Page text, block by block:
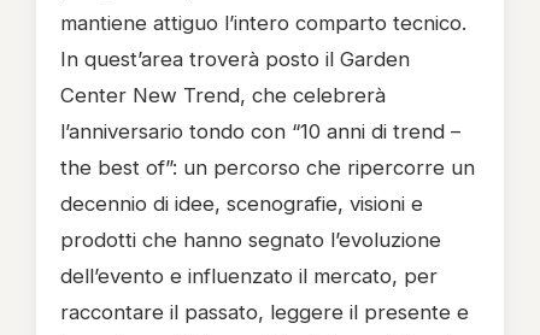
mantiene attiguo l’intero comparto tecnico.
In quest’area troverà posto il Garden
Center New Trend, che celebrerà
l’anniversario tondo con “10 anni di trend –
the best of”: un percorso che ripercorre un
decennio di idee, scenografie, visioni e
prodotti che hanno segnato l’evoluzione
dell’evento e influenzato il mercato, per
raccontare il passato, leggere il presente e